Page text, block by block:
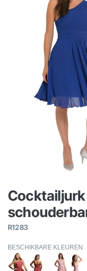
R1283
BESCHIKBARE KLEUREN